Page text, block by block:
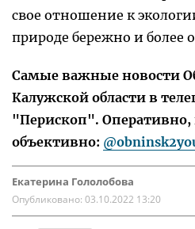
свое отношение к
природе бережно и более
Самые важные новости
Калужской области в
"Перископ". Оперативно,
объективно:
Екатерина Гололобова
Опубликовано: 03.10.2022 13:20